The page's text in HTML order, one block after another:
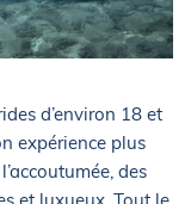
d’environ 18 et
expérience plus
des